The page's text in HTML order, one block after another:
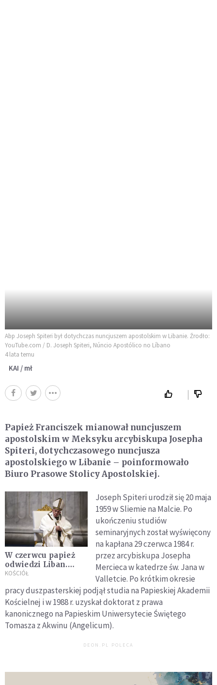
Abp Joseph Spiteri był dotychczas nuncjuszem apostolskim w Libanie. Źrodło:
YouTube.com / D. Joseph Spiteri, Núncio Apostólico no Líbano
4 lata temu
KAI / mł
Papież Franciszek mianował nuncjuszem
apostolskim w Meksyku arcybiskupa Josepha
Spiteri, dotychczasowego nuncjusza
apostolskiego w Libanie – poinformowało
Biuro Prasowe Stolicy Apostolskiej.
W czerwcu papież
odwiedzi Liban.
Potwierdził to urząd
prezydenta
KOŚCIÓŁ
Joseph Spiteri urodził się 20 maja
1959 w Sliemie na Malcie. Po
ukończeniu studiów
seminaryjnych został wyświęcony
na kapłana 29 czerwca 1984 r.
przez arcybiskupa Josepha
Mercieca w katedrze św. Jana w
Valletcie. Po krótkim okresie
pracy duszpasterskiej podjął studia na Papieskiej Akademii
Kościelnej i w 1988 r. uzyskał doktorat z prawa
kanonicznego na Papieskim Uniwersytecie Świętego
Tomasza z Akwinu (Angelicum).
DEON.PL POLECA